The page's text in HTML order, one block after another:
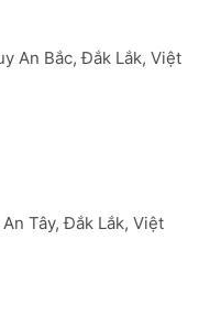
An Bắc, Đắk Lắk, Việt
Tây, Đắk Lắk, Việt